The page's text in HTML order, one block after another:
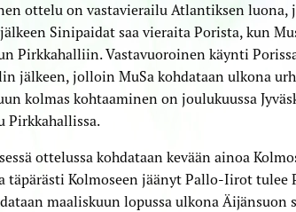
ottelu on vastavierailu Atlantiksen luona,
Sinipaidat saa vieraita Porista, kun
Pirkkahalliin. Vastavuoroinen käynti
jälkeen, jolloin MuSa kohdataan ulkona
kolmas kohtaaminen on joulukuussa
Pirkkahallissa.
ottelussa kohdataan kevään ainoa
täpärästi Kolmoseen jäänyt Pallo-Iirot tulee
maaliskuun lopussa ulkona Äijänsuon